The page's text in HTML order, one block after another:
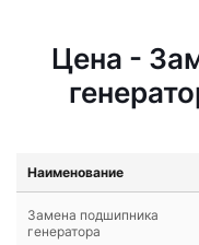
Цена -
Наименование
Замена подшипника
генератора